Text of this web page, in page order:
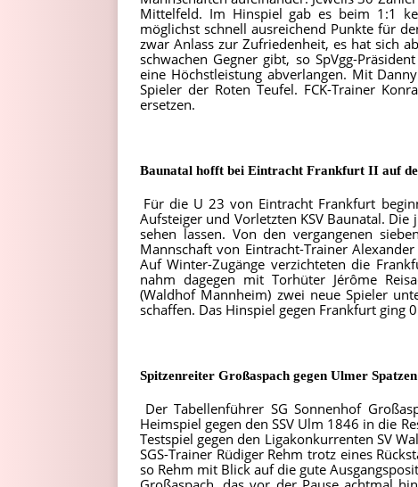
Mittelfeld. Im Hinspiel gab es beim 1:1
möglichst schnell ausreichend Punkte für
zwar Anlass zur Zufriedenheit, es hat sich
schwachen Gegner gibt, so SpVgg-
eine Höchstleistung abverlangen. Mit
Spieler der Roten Teufel. FCK-Trainer
ersetzen.
Baunatal hofft bei Eintracht Frankfurt II auf
Für die U 23 von Eintracht Frankfurt
Aufsteiger und Vorletzten KSV Baunatal.
sehen lassen. Von den vergangenen
Mannschaft von Eintracht-Trainer
Auf Winter-Zugänge verzichteten die
nahm dagegen mit Torhüter Jérôme
(Waldhof Mannheim) zwei neue Spieler
schaffen. Das Hinspiel gegen Frankfurt ging
Spitzenreiter Großaspach gegen Ulmer
Der Tabellenführer SG Sonnenhof
Heimspiel gegen den SSV Ulm 1846 in die
Testspiel gegen den Ligakonkurrenten SV
SGS-Trainer Rüdiger Rehm trotz eines
so Rehm mit Blick auf die gute